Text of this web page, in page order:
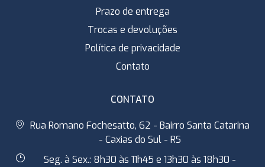
Prazo de entrega
Trocas e devoluções
Política de privacidade
Contato
CONTATO
Rua Romano Fochesatto, 62 - Bairro Santa Catarina
- Caxias do Sul - RS
Seg. à Sex.: 8h30 às 11h45 e 13h30 às 18h30 -